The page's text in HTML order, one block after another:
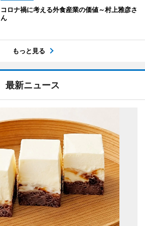
コロナ禍に考える外食産業の価値～村上雅彦さ
ん
もっと見る
最新ニュース